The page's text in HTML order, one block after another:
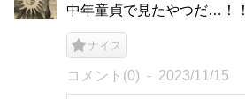
中年童貞で見たやつだ…！！
ナイス
コメント(0) 2023/11/15